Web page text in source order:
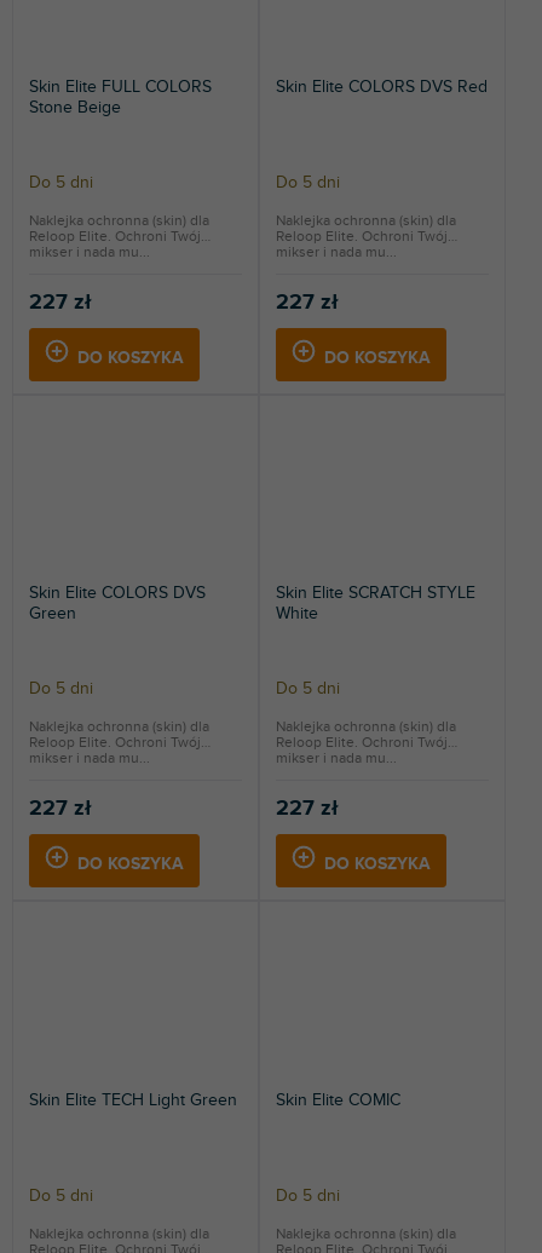
Skin Elite FULL COLORS
Stone Beige
Do 5 dni
227 zł
DO KOSZYKA
Naklejka ochronna (skin) dla
Reloop Elite. Ochroni Twój
mikser i nada mu...
Skin Elite COLORS DVS Red
Do 5 dni
227 zł
DO KOSZYKA
Naklejka ochronna (skin) dla
Reloop Elite. Ochroni Twój
mikser i nada mu...
Skin Elite COLORS DVS
Green
Do 5 dni
227 zł
DO KOSZYKA
Naklejka ochronna (skin) dla
Reloop Elite. Ochroni Twój
mikser i nada mu...
Skin Elite SCRATCH STYLE
White
Do 5 dni
227 zł
DO KOSZYKA
Naklejka ochronna (skin) dla
Reloop Elite. Ochroni Twój
mikser i nada mu...
Skin Elite TECH Light Green
Do 5 dni
Naklejka ochronna (skin) dla
Reloop Elite. Ochroni Twój
Skin Elite COMIC
Do 5 dni
Naklejka ochronna (skin) dla
Reloop Elite. Ochroni Twój